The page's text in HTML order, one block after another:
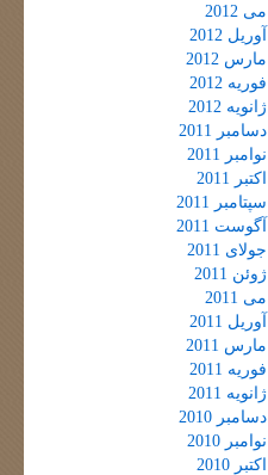
می 2012
آوریل 2012
مارس 2012
فوریه 2012
ژانویه 2012
دسامبر 2011
نوامبر 2011
اکتبر 2011
سپتامبر 2011
آگوست 2011
جولای 2011
ژوئن 2011
می 2011
آوریل 2011
مارس 2011
فوریه 2011
ژانویه 2011
دسامبر 2010
نوامبر 2010
اکتبر 2010